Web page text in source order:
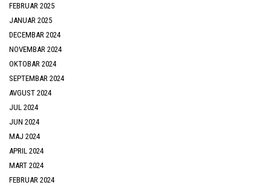
FEBRUAR 2025
JANUAR 2025
DECEMBAR 2024
NOVEMBAR 2024
OKTOBAR 2024
SEPTEMBAR 2024
AVGUST 2024
JUL 2024
JUN 2024
MAJ 2024
APRIL 2024
MART 2024
FEBRUAR 2024